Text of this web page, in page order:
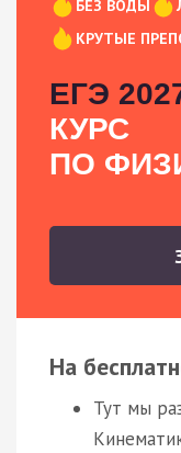
БЕЗ ВОДЫ
КРУТЫЕ
ЕГЭ
КУРС
ПО
На
Тут мы